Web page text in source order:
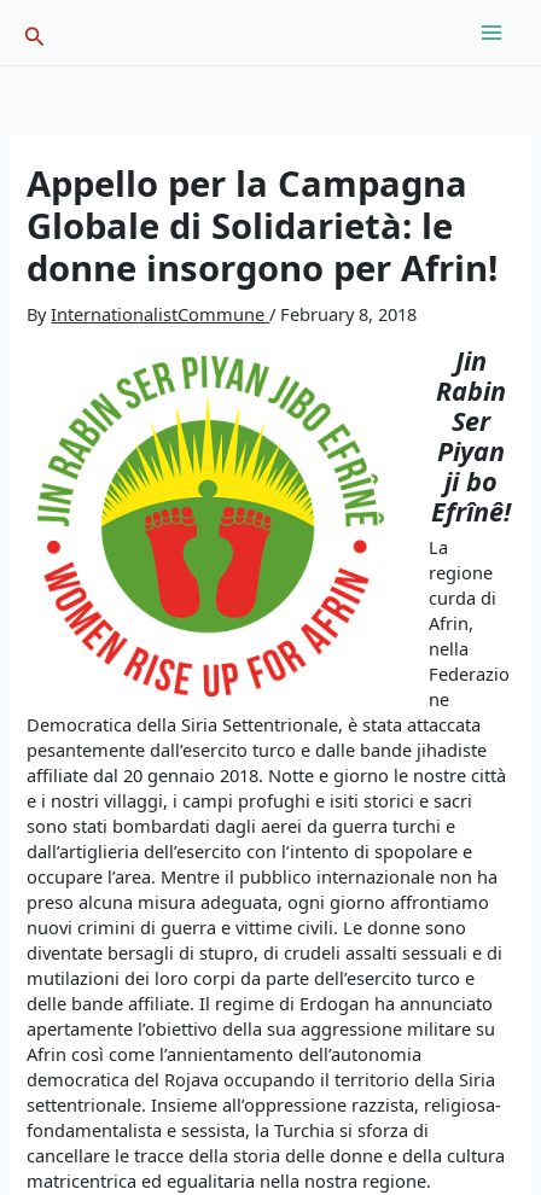
Search
Appello per la Campagna
Globale di Solidarietà: le
donne insorgono per Afrin!
ByInternationalistCommune/ February 8, 2018
Jin
Rabin
Ser
Piyan
ji bo
Efrînê!
La
regione
curda di
Afrin,
nella
Federazio
ne
Democratica della Siria Settentrionale, è stata attaccata
pesantemente dall’esercito turco e dalle bande jihadiste
affiliate dal 20 gennaio 2018. Notte e giorno le nostre città
e i nostri villaggi, i campi profughi e isiti storici e sacri
sono stati bombardati dagli aerei da guerra turchi e
dall’artiglieria dell’esercito con l’intento di spopolare e
occupare l’area. Mentre il pubblico internazionale non ha
preso alcuna misura adeguata, ogni giorno affrontiamo
nuovi crimini di guerra e vittime civili. Le donne sono
diventate bersagli di stupro, di crudeli assalti sessuali e di
mutilazioni dei loro corpi da parte dell’esercito turco e
delle bande affiliate. Il regime di Erdogan ha annunciato
apertamente l’obiettivo della sua aggressione militare su
Afrin così come l’annientamento dell’autonomia
democratica del Rojava occupando il territorio della Siria
settentrionale. Insieme all’oppressione razzista, religiosa-
fondamentalista e sessista, la Turchia si sforza di
cancellare le tracce della storia delle donne e della cultura
matricentrica ed egualitaria nella nostra regione.